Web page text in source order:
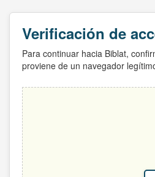
Verificación de
Para continuar hacia Biblat,
proviene de un navegador